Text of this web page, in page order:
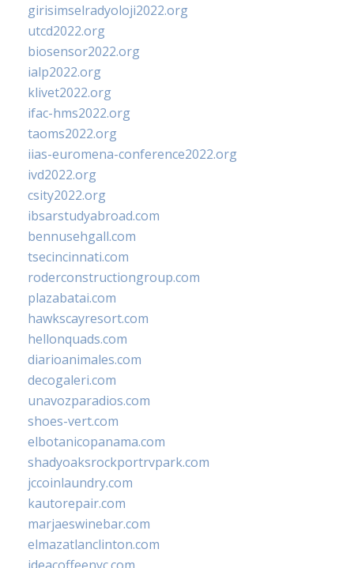
girisimselradyoloji2022.org
utcd2022.org
biosensor2022.org
ialp2022.org
klivet2022.org
ifac-hms2022.org
taoms2022.org
iias-euromena-conference2022.org
ivd2022.org
csity2022.org
ibsarstudyabroad.com
bennusehgall.com
tsecincinnati.com
roderconstructiongroup.com
plazabatai.com
hawkscayresort.com
hellonquads.com
diarioanimales.com
decogaleri.com
unavozparadios.com
shoes-vert.com
elbotanicopanama.com
shadyoaksrockportrvpark.com
jccoinlaundry.com
kautorepair.com
marjaeswinebar.com
elmazatlanclinton.com